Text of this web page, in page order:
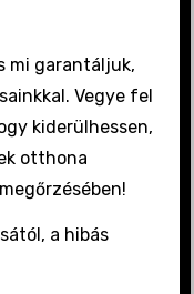
mi garantáljuk,
Vegye fel
kiderülhessen,
otthona
a hibás